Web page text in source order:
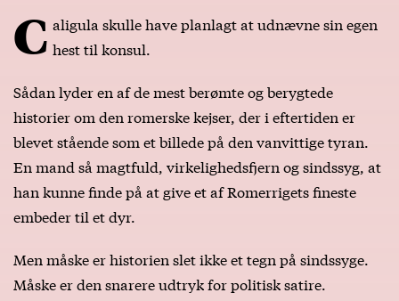
C aligula skulle have planlagt at udnævne sin egen
hest til konsul.
Sådan lyder en af de mest berømte og berygtede
historier om den romerske kejser, der i eftertiden er
blevet stående som et billede på den vanvittige tyran.
En mand så magtfuld, virkelighedsfjern og sindssyg, at
han kunne finde på at give et af Romerrigets fineste
embeder til et dyr.
Men måske er historien slet ikke et tegn på sindssyge.
Måske er den snarere udtryk for politisk satire.